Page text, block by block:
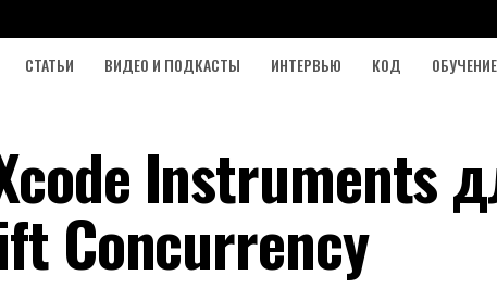
СТАТЬИ ВИДЕО И ПОДКАСТЫ ИНТЕРВЬЮ КОД ОБУЧЕНИЕ
Instruments
Concurrency